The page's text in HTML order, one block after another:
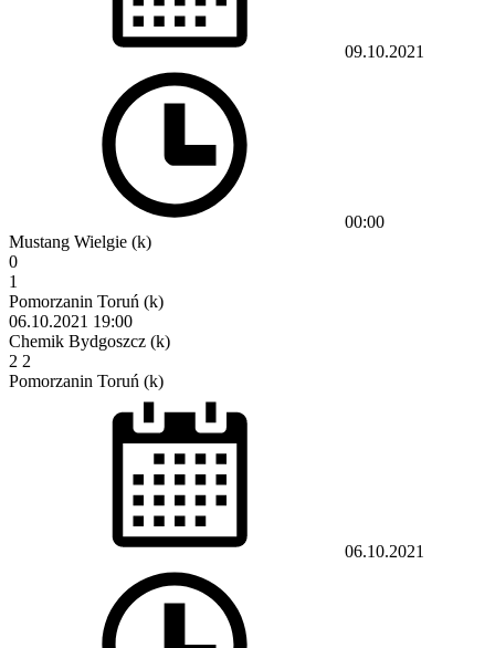
09.10.2021
00:00
Mustang Wielgie (k)
0
1
Pomorzanin Toruń (k)
06.10.2021 19:00
Chemik Bydgoszcz (k)
2 2
Pomorzanin Toruń (k)
06.10.2021